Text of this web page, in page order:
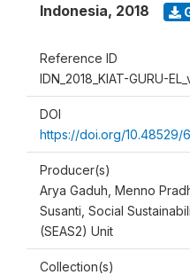
Indonesia, 2018
Reference ID
IDN_2018_KIAT-GURU-
DOI
https://doi.org/10.48529/
Producer(s)
Arya Gaduh, Menno
Susanti, Social
(SEAS2) Unit
Collection(s)